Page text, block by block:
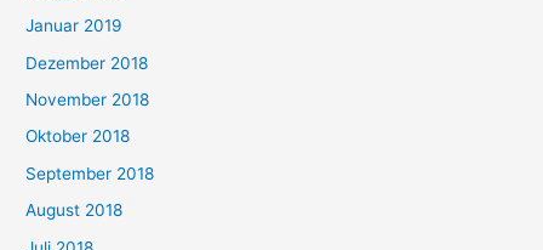
Januar 2019
Dezember 2018
November 2018
Oktober 2018
September 2018
August 2018